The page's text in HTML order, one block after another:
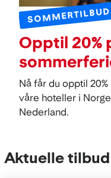
SOMMERTILBUD
Opptil 20%
Nå får du opptil
våre hoteller i
Nederland.
Aktuelle tilbud